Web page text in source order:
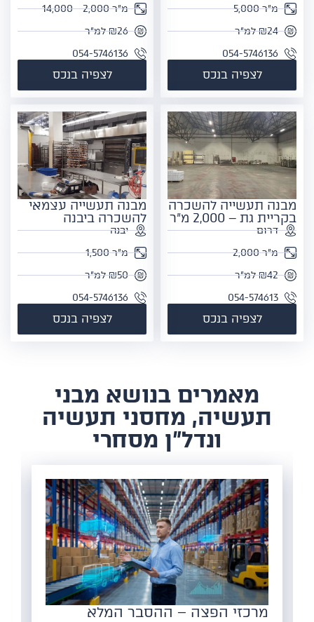
מ"ר 5,000
₪24 למ"ר
054-5746136
לצפיה בנכס
מ"ר 2,000 - 14,000
₪26 למ"ר
054-5746136
לצפיה בנכס
מבנה תעשייה להשכרה
בקריית גת – 2,000 מ"ר
דרום
מ"ר 2,000
₪42 למ"ר
054-574613
לצפיה בנכס
מבנה תעשייה עצמאי
להשכרה ביבנה
יבנה
מ"ר 1,500
₪50 למ"ר
054-5746136
לצפיה בנכס
​מאמרים בנושא מבני
תעשיה, מחסני תעשיה
ונדל"ן מסחרי
הפצה – ההסבר המלא